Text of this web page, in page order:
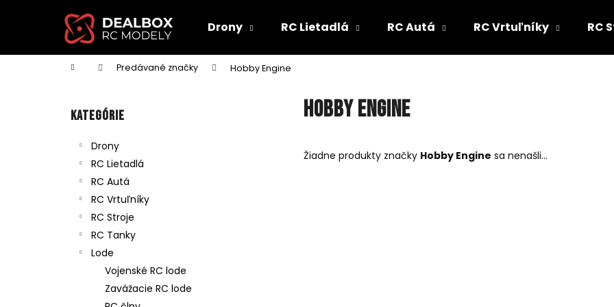
Drony RC Lietadlá RC Autá RC Vrtuľníky RC
Domov Predávané značky Hobby Engine
Preskočiť
Kategórie
Drony
RC Lietadlá
RC Autá
RC Vrtuľníky
RC Stroje
RC Tanky
Lode
Vojenské RC lode
Zavážacie RC lode
Hobby Engine
Žiadne produkty značky Hobby Engine sa nenašli...
í
Späť
do
Späť
do